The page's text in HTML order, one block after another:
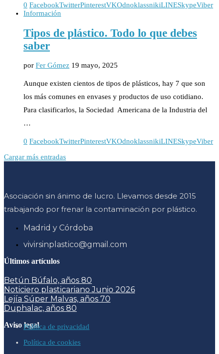
0 FacebookTwitterPinterestVKOdnoklassnikiLINESkypeViber
Información
Tipos de plástico. Todo lo que debes
saber
por Fer Gómez 19 mayo, 2025
Aunque existen cientos de tipos de plásticos, hay 7 que son
los más comunes en envases y productos de uso cotidiano.
Para clasificarlos, la Sociedad Americana de la Industria del
…
0 FacebookTwitterPinterestVKOdnoklassnikiLINESkypeViber
Cargar más entradas
Asociación sin ánimo de lucro. Llevamos desde 2015
trabajando por frenar la contaminación por plástico.
Madrid y Córdoba
vivirsinplastico@gmail.com
Últimos artículos
Betún Búfalo, años 80
Noticiero plasticariano Junio 2026
Lejía Súper Malvas, años 70
Duphalac, años 80
Aviso legalPolítica de privacidad
Política de cookies